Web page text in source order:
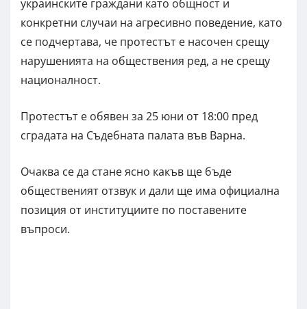
украинските граждани като общност и
конкретни случаи на агресивно поведение, като
се подчертава, че протестът е насочен срещу
нарушенията на обществения ред, а не срещу
националност.
Протестът е обявен за 25 юни от 18:00 пред
сградата на Съдебната палата във Варна.
Очаква се да стане ясно какъв ще бъде
общественият отзвук и дали ще има официална
позиция от институциите по поставените
въпроси.